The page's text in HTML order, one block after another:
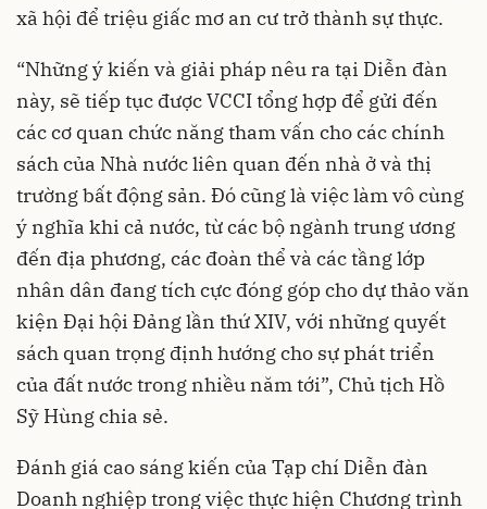
xã hội để triệu giấc mơ an cư trở thành sự thực.
“Những ý kiến và giải pháp nêu ra tại Diễn đàn
này, sẽ tiếp tục được VCCI tổng hợp để gửi đến
các cơ quan chức năng tham vấn cho các chính
sách của Nhà nước liên quan đến nhà ở và thị
trường bất động sản. Đó cũng là việc làm vô cùng
ý nghĩa khi cả nước, từ các bộ ngành trung ương
đến địa phương, các đoàn thể và các tầng lớp
nhân dân đang tích cực đóng góp cho dự thảo văn
kiện Đại hội Đảng lần thứ XIV, với những quyết
sách quan trọng định hướng cho sự phát triển
của đất nước trong nhiều năm tới”, Chủ tịch Hồ
Sỹ Hùng chia sẻ.
Đánh giá cao sáng kiến của Tạp chí Diễn đàn
Doanh nghiệp trong việc thực hiện Chương trình